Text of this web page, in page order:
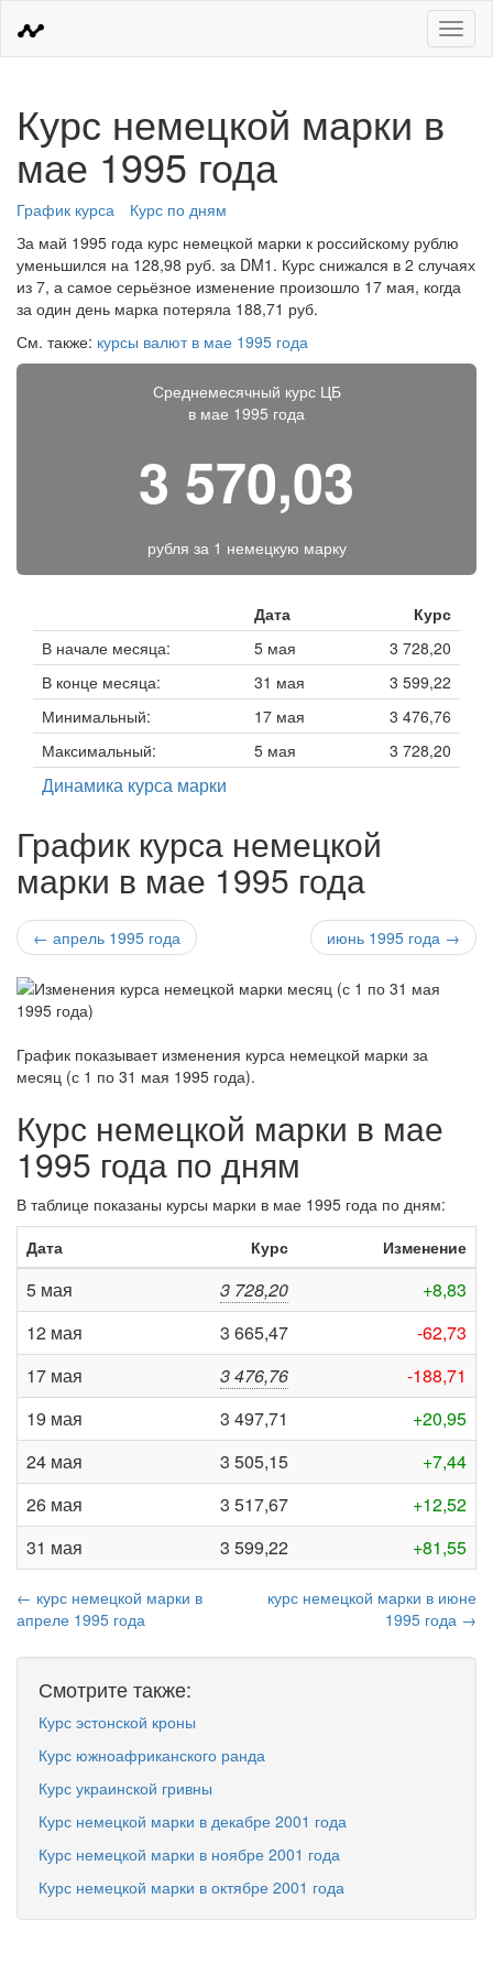
Меню
Курс немецкой марки в
мае 1995 года
График курса
Курс по дням
За май 1995 года курс немецкой марки к российскому рублю
уменьшился на 128,98 руб. за DM1. Курс снижался в 2 случаях
из 7, а самое серьёзное изменение произошло 17 мая, когда
за один день марка потеряла 188,71 руб.
См. также: курсы валют в мае 1995 года
Среднемесячный курс ЦБ
в мае 1995 года
3 570,03
рубля за 1 немецкую марку
Дата
Курс
В начале месяца:
5 мая
3 728,20
В конце месяца:
31 мая
3 599,22
Минимальный:
17 мая
3 476,76
Максимальный:
5 мая 3 728,20
Динамика курса марки
График курса немецкой
марки в мае 1995 года
← апрель 1995 года июнь 1995 года →
График показывает изменения курса немецкой марки за
месяц (с 1 по 31 мая 1995 года).
Курс немецкой марки в мае
1995 года по дням
В таблице показаны курсы марки в мае 1995 года по дням:
Дата
Курс Изменение
5 мая 3 728,20
+8,83
12 мая
3 665,47
-62,73
17 мая
3 476,76
-188,71
19 мая
3 497,71
+20,95
24 мая
3 505,15
+7,44
26 мая
3 517,67
+12,52
31 мая
3 599,22 +81,55
← курс немецкой марки в
апреле 1995 года
курс немецкой марки в июне
1995 года →
Смотрите также:
Курс эстонской кроны
Курс южноафриканского ранда
Курс украинской гривны
Курс немецкой марки в декабре 2001 года
Курс немецкой марки в ноябре 2001 года
Курс немецкой марки в октябре 2001 года